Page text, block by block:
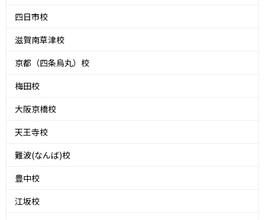
四日市校
滋賀南草津校
京都（四条烏丸）校
梅田校
大阪京橋校
天王寺校
難波(なんば)校
豊中校
江坂校